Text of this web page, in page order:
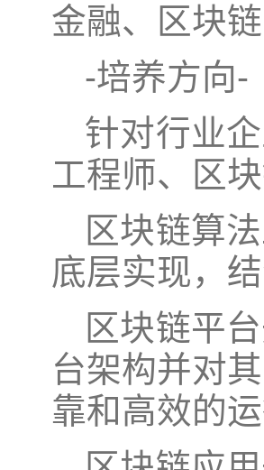
金融、区块
-培养方向-
针对行业
工程师、区
区块链算
底层实现，
区块链平
台架构并对
靠和高效的